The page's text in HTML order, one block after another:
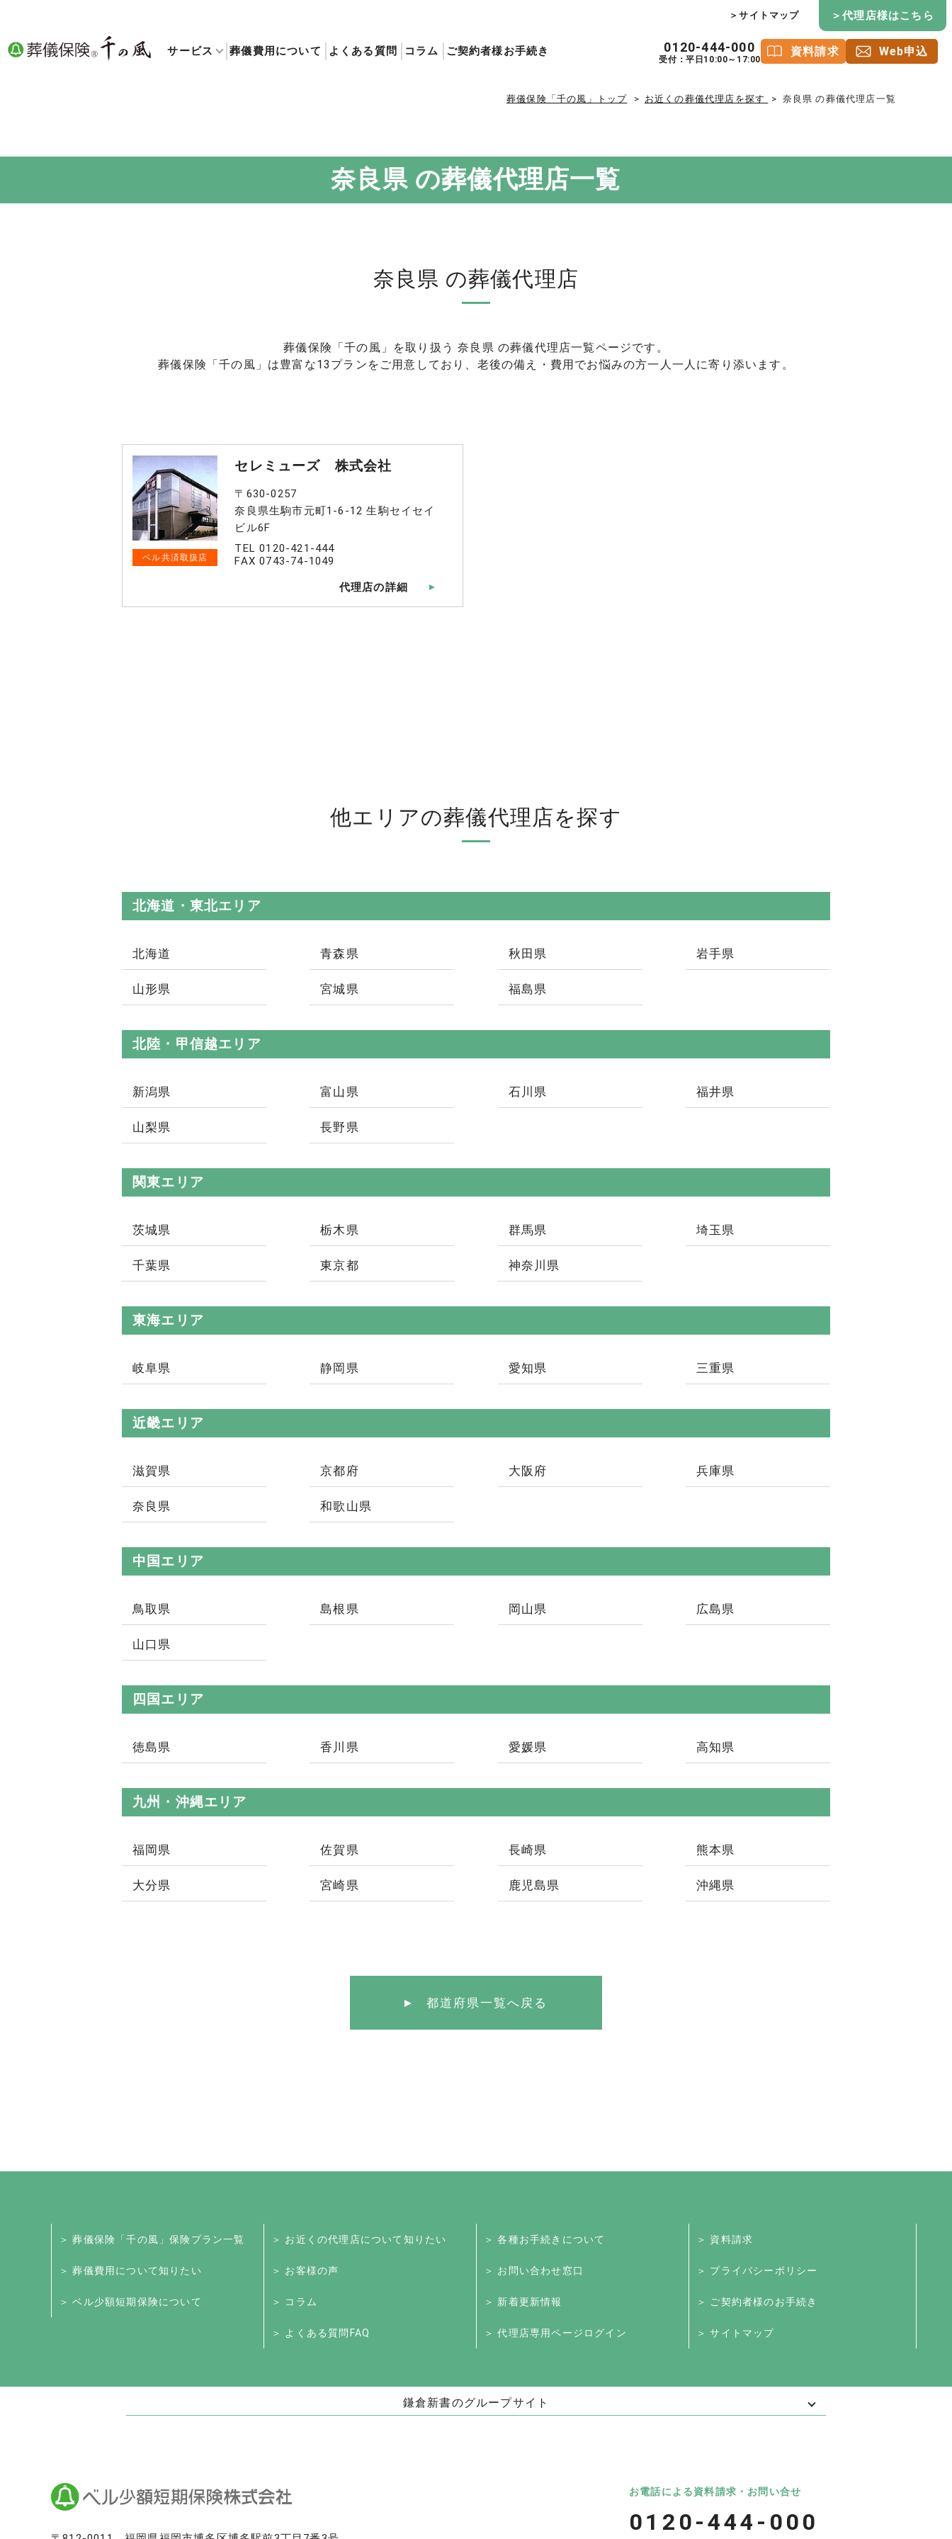
サービス 葬儀費用について よくある質問 コラム ご契約者様お手続き
＞サイトマップ ＞代理店様はこちら
0120-444-000
受付：平日10:00～17:00
資料請求 Web申込
葬儀保険「千の風」トップ お近くの葬儀代理店を探す 奈良県 の葬儀代理店一覧
奈良県 の葬儀代理店一覧
奈良県 の葬儀代理店
葬儀保険「千の風」を取り扱う 奈良県 の葬儀代理店一覧ページです。
葬儀保険「千の風」は豊富な13プランをご用意しており、老後の備え・費用でお悩みの方一人一人に寄り添います。
ベル共済取扱店
セレミューズ 株式会社
〒630-0257
奈良県生駒市元町1-6-12 生駒セイセイ
ビル6F
TEL 0120-421-444
FAX 0743-74-1049
代理店の詳細
他エリアの葬儀代理店を探す
北海道・東北エリア
北海道 青森県 秋田県 岩手県
山形県 宮城県 福島県
北陸・甲信越エリア
新潟県 富山県 石川県 福井県
山梨県 長野県
関東エリア
茨城県 栃木県 群馬県 埼玉県
千葉県 東京都 神奈川県
東海エリア
岐阜県 静岡県 愛知県 三重県
近畿エリア
滋賀県 京都府 大阪府 兵庫県
奈良県 和歌山県
中国エリア
鳥取県 島根県 岡山県 広島県
山口県
四国エリア
徳島県 香川県 愛媛県 高知県
九州・沖縄エリア
福岡県 佐賀県 長崎県 熊本県
大分県 宮崎県 鹿児島県 沖縄県
都道府県一覧へ戻る
＞ 葬儀保険「千の風」保険プラン一覧
＞ 葬儀費用について知りたい
＞ ベル少額短期保険について
＞ お近くの代理店について知りたい
＞ お客様の声
＞ コラム
＞ よくある質問FAQ
＞ 各種お手続きについて
＞ お問い合わせ窓口
＞ 新着更新情報
＞ 代理店専用ページログイン
＞ 資料請求
＞ プライバシーポリシー
＞ ご契約者様のお手続き
＞ サイトマップ
鎌倉新書のグループサイト
いいお墓-ペット霊園版 樹木葬なび
納骨堂なび 寺院墓地.com
お電話による資料請求・お問い合せ
0120-444-000